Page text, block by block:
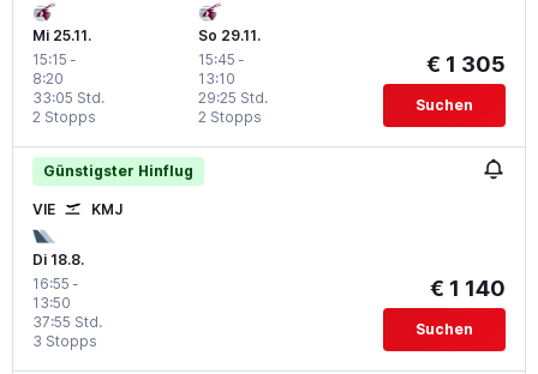
Mi 25.11.
15:15 -
8:20
2 Stopps
33:05 Std.
So 29.11.
15:45 -
13:10
2 Stopps
29:25 Std.
€ 1 305
Suchen
Günstigster Hinflug
VIE KMJ
Di 18.8.
16:55 -
13:50
3 Stopps
37:55 Std.
€ 1 140
Suchen